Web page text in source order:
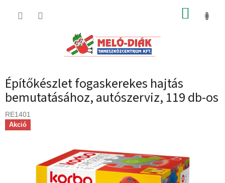
KOSÁR
Építőkészlet fogaskerekes hajtás
bemutatásához, autószerviz, 119 db-os
RE1401
Akció